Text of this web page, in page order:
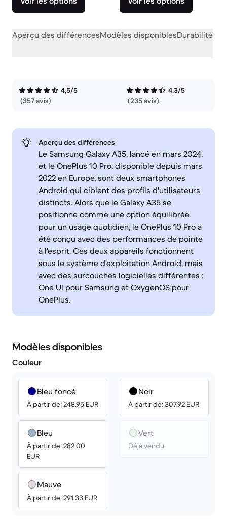
Aperçu des différencesModèles disponiblesDurabilité
4,5/5
(357 avis)
4,3/5
(235 avis)
Aperçu des différences
Le Samsung Galaxy A35, lancé en mars 2024,
et le OnePlus 10 Pro, disponible depuis mars
2022 en Europe, sont deux smartphones
Android qui ciblent des profils d'utilisateurs
distincts. Alors que le Galaxy A35 se
positionne comme une option équilibrée
pour un usage quotidien, le OnePlus 10 Pro a
été conçu avec des performances de pointe
à l'esprit. Ces deux appareils fonctionnent
sous le système d'exploitation Android, mais
avec des surcouches logicielles différentes :
One UI pour Samsung et OxygenOS pour
OnePlus.
Modèles disponibles
Couleur
Bleu foncé
À partir de: 248.95 EUR
Bleu
À partir de: 282.00
EUR
Mauve
À partir de: 291.33 EUR
Noir
À partir de: 307.92 EUR
Vert
Déjà vendu